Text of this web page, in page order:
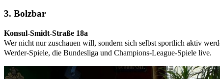
3. Bolzbar
Konsul-Smidt-Straße 18a
Wer nicht nur zuschauen will, sondern sich selbst sportlich aktiv
Werder-Spiele, die Bundesliga und Champions-League-Spiele live.